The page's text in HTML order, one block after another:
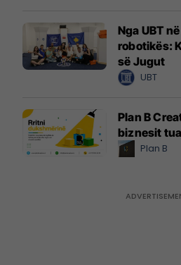
Nga UBT
robotikës:
së Jugut
UBT
Plan B
biznesit
Plan B